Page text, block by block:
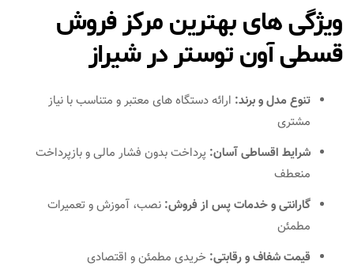
ویژگی‌ های بهترین مرکز فروش
قسطی آون توستر در شیراز
تنوع مدل و برند: ارائه دستگاه‌ های معتبر و متناسب با نیاز
مشتری
شرایط اقساطی آسان: پرداخت بدون فشار مالی و بازپرداخت
منعطف
گارانتی و خدمات پس از فروش: نصب، آموزش و تعمیرات
مطمئن
قیمت شفاف و رقابتی: خریدی مطمئن و اقتصادی